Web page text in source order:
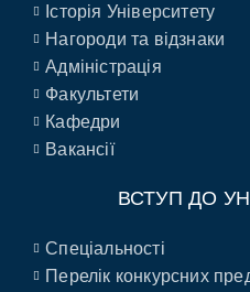
Історія Університету
Нагороди та відзнаки
Адміністрація
Факультети
Кафедри
Вакансії
ВСТУП ДО
Спеціальності
Перелік конкурсних